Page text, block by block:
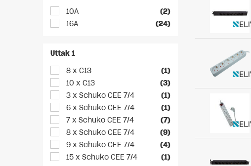
10A
(2)
16A
(24)
Uttak 1
8 x C13
(1)
10 x C13
(3)
3 x Schuko CEE 7/4
(1)
6 x Schuko CEE 7/4
(1)
7 x Schuko CEE 7/4
(7)
8 x Schuko CEE 7/4
(9)
9 x Schuko CEE 7/4
(4)
15 x Schuko CEE 7/4
(1)